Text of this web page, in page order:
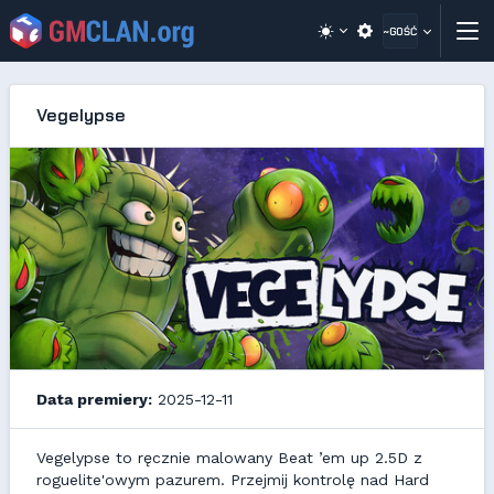
~GOŚĆ
Vegelypse
Data premiery: 2025-12-11
Vegelypse to ręcznie malowany Beat ’em up 2.5D z
roguelite'owym pazurem. Przejmij kontrolę nad Hard